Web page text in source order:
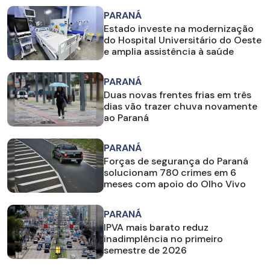
PARANÁ
Estado investe na modernização
do Hospital Universitário do Oeste
e amplia assistência à saúde
PARANÁ
Duas novas frentes frias em três
dias vão trazer chuva novamente
ao Paraná
PARANÁ
Forças de segurança do Paraná
solucionam 780 crimes em 6
meses com apoio do Olho Vivo
PARANÁ
IPVA mais barato reduz
inadimplência no primeiro
semestre de 2026